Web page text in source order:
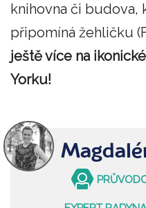
knihovna či budova,
připomíná žehličku
ještě více na
Yorku!